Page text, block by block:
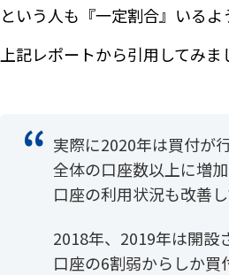
という人も『一定割合』いるよ
上記レポートから引用してみま
実際に2020年は買付が
全体の口座数以上に増加
口座の利用状況も改善
2018年、2019年は開設
口座の6割弱からしか買